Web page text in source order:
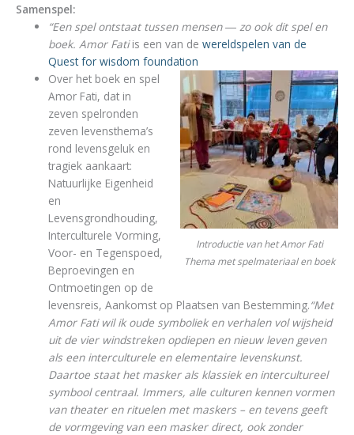
Samenspel:
“Een spel ontstaat tussen mensen ― zo ook dit spel en
boek. Amor Fatiis een van dewereldspelen van de
Quest for wisdom foundation
Introductie van het Amor Fati
Thema met spelmateriaal en boek
Over het boek en spel
Amor Fati, dat in
zeven spelronden
zeven levensthema’s
rond levensgeluk en
tragiek aankaart:
Natuurlijke Eigenheid
en
Levensgrondhouding,
Interculturele Vorming,
Voor- en Tegenspoed,
Beproevingen en
Ontmoetingen op de
levensreis, Aankomst op Plaatsen van Bestemming.“Met
Amor Fati wil ik oude symboliek en verhalen vol wijsheid
uit de vier windstreken opdiepen en nieuw leven geven
als een interculturele en elementaire levenskunst.
Daartoe staat het masker als klassiek en intercultureel
symbool centraal. Immers, alle culturen kennen vormen
van theater en rituelen met maskers – en tevens geeft
de vormgeving van een masker direct, ook zonder